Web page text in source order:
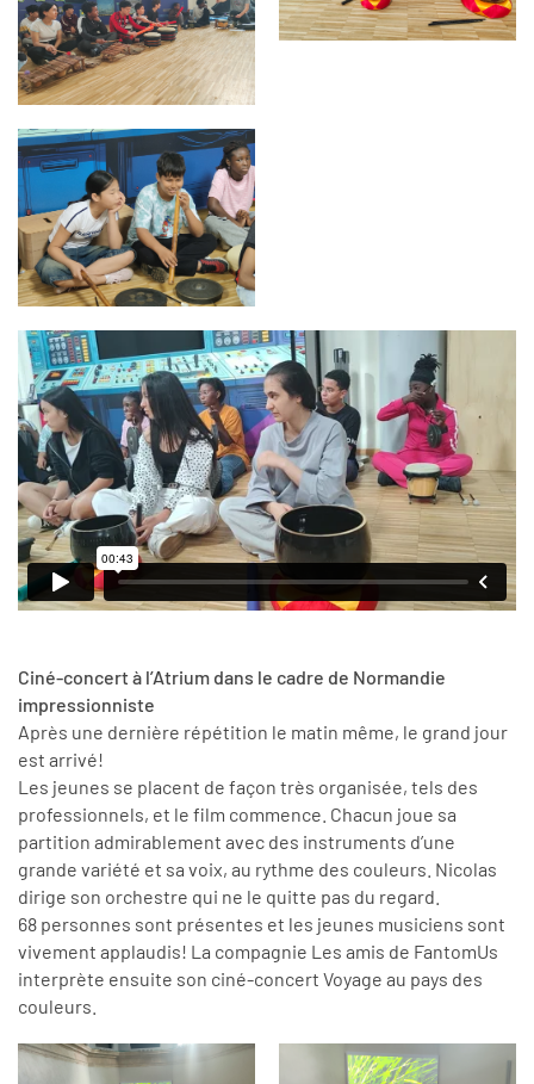
Ciné-concert à l’Atrium dans le cadre de Normandie
impressionniste
Après une dernière répétition le matin même, le grand jour
est arrivé!
Les jeunes se placent de façon très organisée, tels des
professionnels, et le film commence. Chacun joue sa
partition admirablement avec des instruments d’une
grande variété et sa voix, au rythme des couleurs. Nicolas
dirige son orchestre qui ne le quitte pas du regard.
68 personnes sont présentes et les jeunes musiciens sont
vivement applaudis! La compagnie Les amis de FantomUs
interprète ensuite son ciné-concert Voyage au pays des
couleurs.